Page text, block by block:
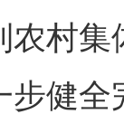
村集
健全